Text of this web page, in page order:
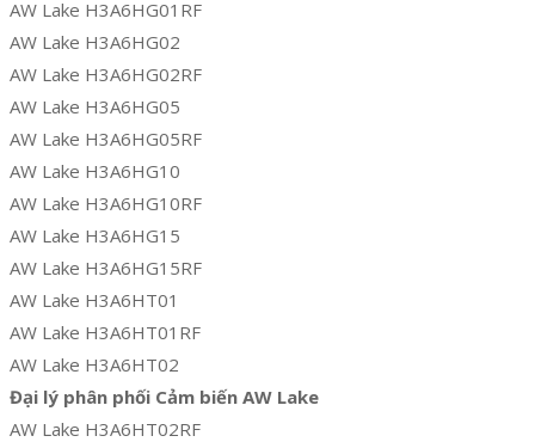
AW Lake H3A6HG01RF
AW Lake H3A6HG02
AW Lake H3A6HG02RF
AW Lake H3A6HG05
AW Lake H3A6HG05RF
AW Lake H3A6HG10
AW Lake H3A6HG10RF
AW Lake H3A6HG15
AW Lake H3A6HG15RF
AW Lake H3A6HT01
AW Lake H3A6HT01RF
AW Lake H3A6HT02
Đại lý phân phối Cảm biến AW Lake
AW Lake H3A6HT02RF